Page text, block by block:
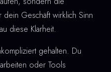
Geschäft wirklich Sinn
diese Klarheit.
gehalten. Du
oder Tools